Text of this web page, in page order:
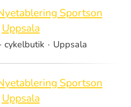
Sportson
Uppsala
cykelbutik · Uppsala
Sportson
Uppsala